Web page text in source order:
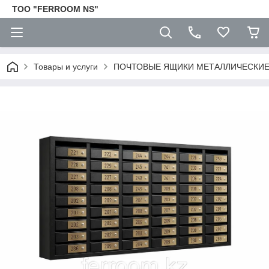
TOO "FERROOM NS"
Товары и услуги ПОЧТОВЫЕ ЯЩИКИ МЕТАЛЛИЧЕСКИЕ